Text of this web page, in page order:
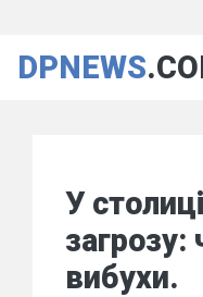
DPNEWS
У
вибухи.